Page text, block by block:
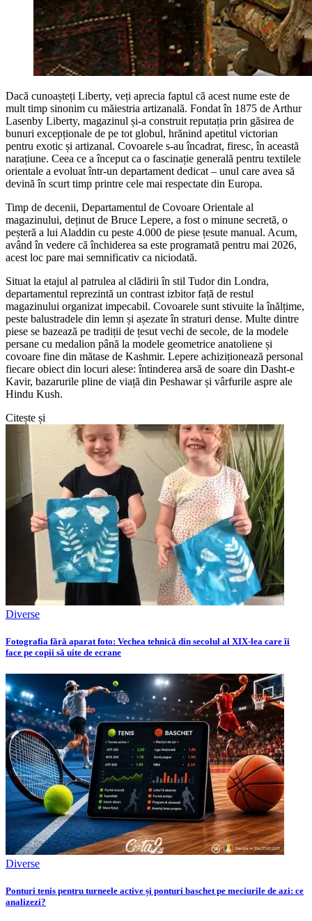
Dacă cunoașteți Liberty, veți aprecia faptul că acest nume este de
mult timp sinonim cu măiestria artizanală. Fondat în 1875 de Arthur
Lasenby Liberty, magazinul și-a construit reputația prin găsirea de
bunuri excepționale de pe tot globul, hrănind apetitul victorian
pentru exotic și artizanal. Covoarele s-au încadrat, firesc, în această
narațiune. Ceea ce a început ca o fascinație generală pentru textilele
orientale a evoluat într-un departament dedicat – unul care avea să
devină în scurt timp printre cele mai respectate din Europa.
Timp de decenii, Departamentul de Covoare Orientale al
magazinului, deținut de Bruce Lepere, a fost o minune secretă, o
peșteră a lui Aladdin cu peste 4.000 de piese țesute manual. Acum,
având în vedere că închiderea sa este programată pentru mai 2026,
acest loc pare mai semnificativ ca niciodată.
Situat la etajul al patrulea al clădirii în stil Tudor din Londra,
departamentul reprezintă un contrast izbitor față de restul
magazinului organizat impecabil. Covoarele sunt stivuite la înălțime,
peste balustradele din lemn și așezate în straturi dense. Multe dintre
piese se bazează pe tradiții de țesut vechi de secole, de la modele
persane cu medalion până la modele geometrice anatoliene și
covoare fine din mătase de Kashmir. Lepere achiziționează personal
fiecare obiect din locuri alese: întinderea arsă de soare din Dasht-e
Kavir, bazarurile pline de viață din Peshawar și vârfurile aspre ale
Hindu Kush.
Citește și
Diverse
Fotografia fără aparat foto: Vechea tehnică din secolul al XIX-lea care îi
face pe copii să uite de ecrane
Diverse
Ponturi tenis pentru turneele active și ponturi baschet pe meciurile de azi: ce
analizezi?